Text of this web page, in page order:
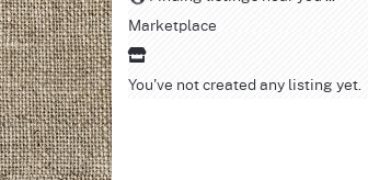
Marketplace
You've not created any listing yet.